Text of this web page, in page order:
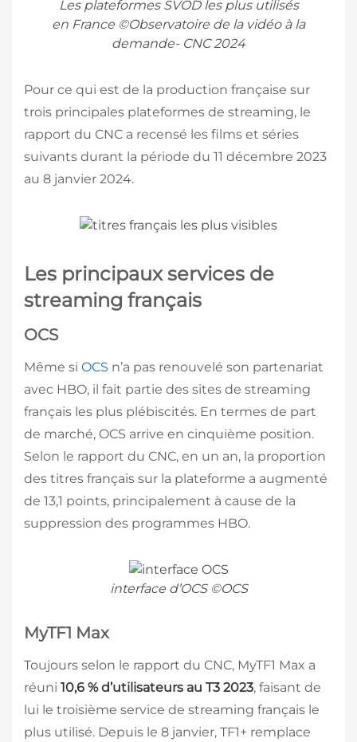
Les plateformes SVOD les plus utilisés
en France ©Observatoire de la vidéo à la
demande- CNC 2024
Pour ce qui est de la production française sur
trois principales plateformes de streaming, le
rapport du CNC a recensé les films et séries
suivants durant la période du 11 décembre 2023
au 8 janvier 2024.
Les principaux services de
streaming français
OCS
Même si OCS n’a pas renouvelé son partenariat
avec HBO, il fait partie des sites de streaming
français les plus plébiscités. En termes de part
de marché, OCS arrive en cinquième position.
Selon le rapport du CNC, en un an, la proportion
des titres français sur la plateforme a augmenté
de 13,1 points, principalement à cause de la
suppression des programmes HBO.
interface d’OCS ©OCS
MyTF1 Max
Toujours selon le rapport du CNC, MyTF1 Max a
réuni 10,6 % d’utilisateurs au T3 2023, faisant de
lui le troisième service de streaming français le
plus utilisé. Depuis le 8 janvier, TF1+ remplace